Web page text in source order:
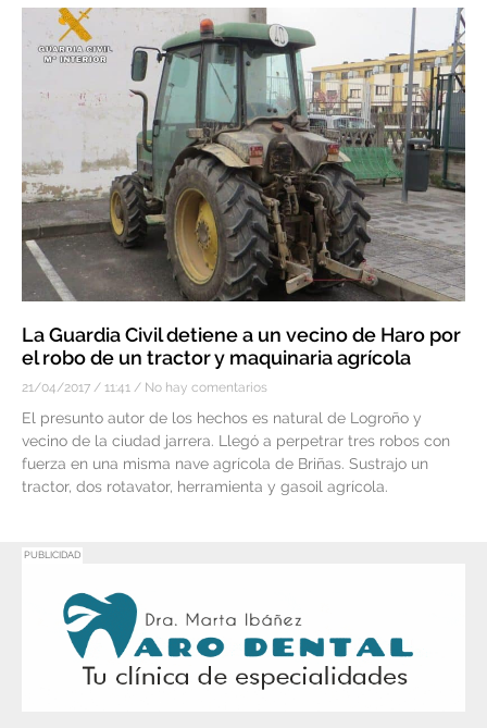
La Guardia Civil detiene a un vecino de Haro por
el robo de un tractor y maquinaria agrícola
21/04/2017 11:41 No hay comentarios
El presunto autor de los hechos es natural de Logroño y
vecino de la ciudad jarrera. Llegó a perpetrar tres robos con
fuerza en una misma nave agrícola de Briñas. Sustrajo un
tractor, dos rotavator, herramienta y gasoil agrícola.
PUBLICIDAD